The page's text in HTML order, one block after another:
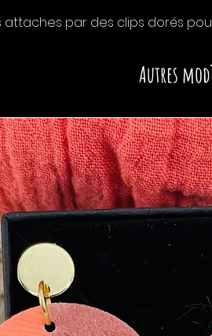
attaches par des clips dorés
Autres